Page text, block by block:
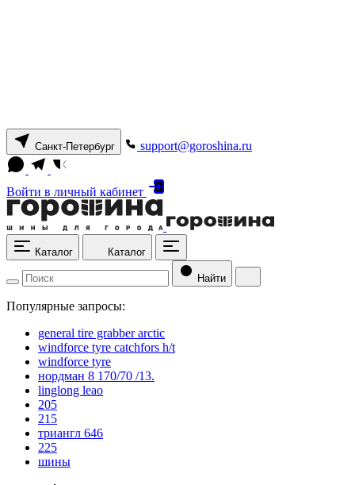
Санкт-Петербург support@goroshina.ru
Войти в личный кабинет
Каталог Каталог
Найти
Популярные запросы:
general tire grabber arctic
windforce tyre catchfors h/t
windforce tyre
нордман 8 170/70 /13.
linglong leao
205
215
триангл 646
225
шины